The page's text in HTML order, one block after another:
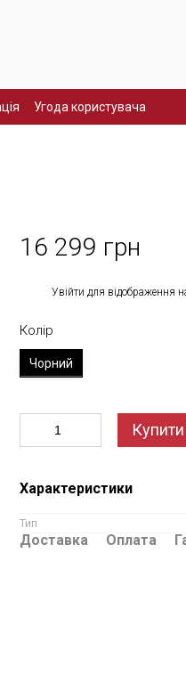
Угода користувача
16 299 грн
Увійти для відображення
Колір
Чорний
Купити
Характеристики
Тип
Доставка Оплата